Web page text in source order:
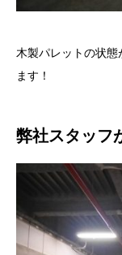
木製パレットの状
ます！
弊社スタッフ